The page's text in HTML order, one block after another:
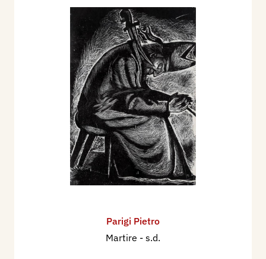
Parigi Pietro
Martire - s.d.